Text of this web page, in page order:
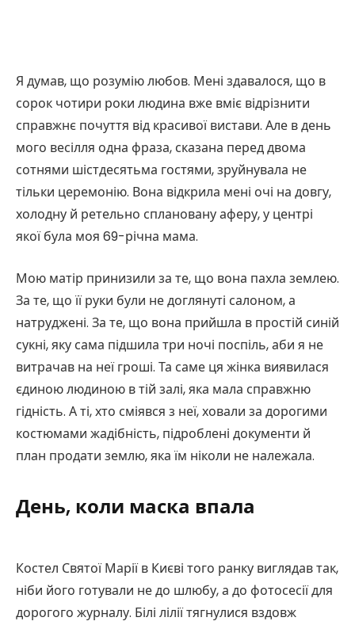
Я думав, що розумію любов. Мені здавалося, що в
сорок чотири роки людина вже вміє відрізнити
справжнє почуття від красивої вистави. Але в день
мого весілля одна фраза, сказана перед двома
сотнями шістдесятьма гостями, зруйнувала не
тільки церемонію. Вона відкрила мені очі на довгу,
холодну й ретельно сплановану аферу, у центрі
якої була моя 69-річна мама.
Мою матір принизили за те, що вона пахла землею.
За те, що її руки були не доглянуті салоном, а
натруджені. За те, що вона прийшла в простій синій
сукні, яку сама підшила три ночі поспіль, аби я не
витрачав на неї гроші. Та саме ця жінка виявилася
єдиною людиною в тій залі, яка мала справжню
гідність. А ті, хто сміявся з неї, ховали за дорогими
костюмами жадібність, підроблені документи й
план продати землю, яка їм ніколи не належала.
День, коли маска впала
Костел Святої Марії в Києві того ранку виглядав так,
ніби його готували не до шлюбу, а до фотосесії для
дорогого журналу. Білі лілії тягнулися вздовж